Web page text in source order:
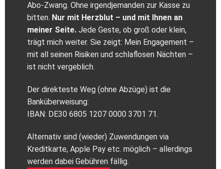
Abo‑Zwang. Ohne irgendjemanden zur Kasse zu
bitten. Nur mit Herzblut – und mit Ihnen an
meiner Seite. Jede Geste, ob groß oder klein,
trägt mich weiter. Sie zeigt: Mein Engagement –
mit all seinen Risiken und schlaflosen Nächten –
ist nicht vergeblich.
Der direkteste Weg (ohne Abzüge) ist die
Banküberweisung:
IBAN: DE30 6805 1207 0000 3701 71.
Alternativ sind (wieder) Zuwendungen via
Kreditkarte, Apple Pay etc. möglich – allerdings
werden dabei Gebühren fällig.